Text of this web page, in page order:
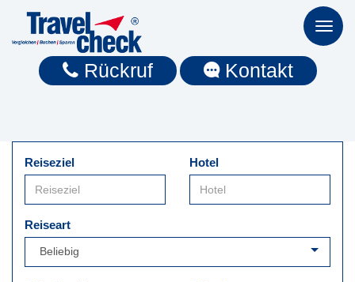
Toggle
Rückruf Kontakt
Reiseziel Hotel
Reiseart